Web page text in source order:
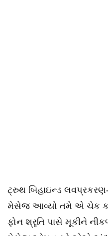
ટ્રુથ બિહાઇન્ડ
મેસેજ આવ્યો તમે એ ચેક
ફોન શ્રૃતિ પાસે મૂકીને